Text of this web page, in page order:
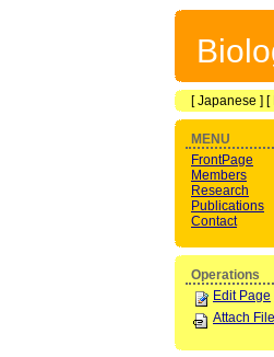
[Japanese ] [
MENU
FrontPage
Members
Research
Publications
Contact
Operations
Edit Page
Attach